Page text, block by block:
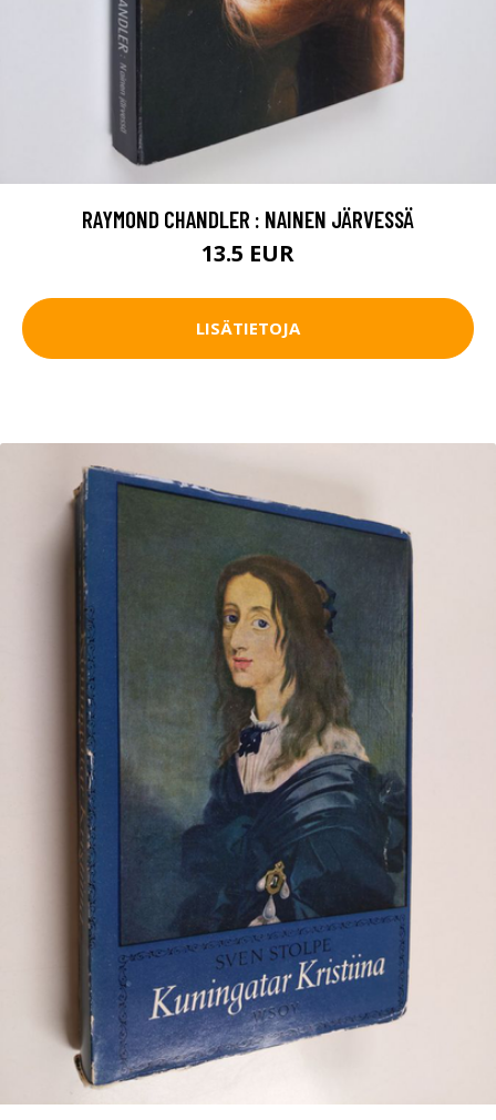
RAYMOND CHANDLER : NAINEN JÄRVESSÄ
13.5 EUR
LISÄTIETOJA